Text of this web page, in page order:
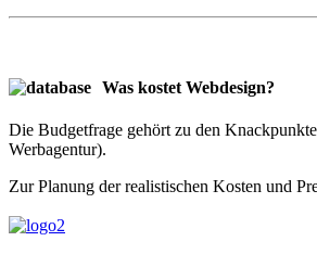
Was kostet Webdesign?
Die Budgetfrage gehört zu den
Werb­agen­tur).
Zur Planung der realistischen Kosten und